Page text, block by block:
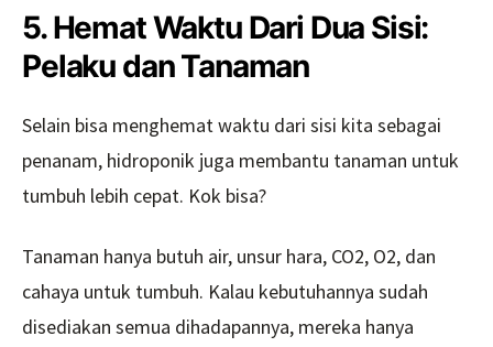
5. Hemat Waktu Dari Dua Sisi:
Pelaku dan Tanaman
Selain bisa menghemat waktu dari sisi kita sebagai
penanam, hidroponik juga membantu tanaman untuk
tumbuh lebih cepat. Kok bisa?
Tanaman hanya butuh air, unsur hara, CO2, O2, dan
cahaya untuk tumbuh. Kalau kebutuhannya sudah
disediakan semua dihadapannya, mereka hanya